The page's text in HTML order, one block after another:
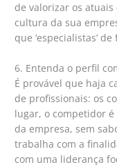
de valorizar os
cultura da sua
que ‘especialistas’ de
6. Entenda o perfil
É provável que haja
de profissionais: os
lugar, o competidor
da empresa, sem
trabalha com a
com uma liderança